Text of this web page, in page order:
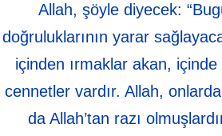
Allah, şöyle diyecek:
doğruluklarının yarar
içinden ırmaklar akan,
cennetler vardır. Allah,
da Allah’tan razı